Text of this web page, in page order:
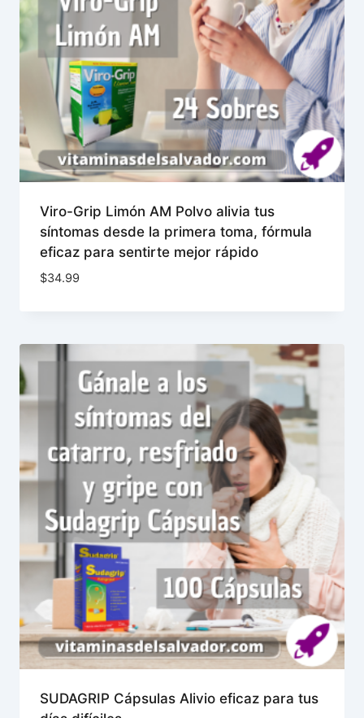
Viro-Grip Limón AM Polvo alivia tus
síntomas desde la primera toma, fórmula
eficaz para sentirte mejor rápido
$34.99
SUDAGRIP Cápsulas Alivio eficaz para tus